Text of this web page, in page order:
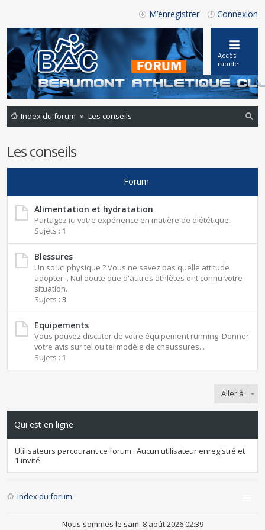
Connexion
M’enregistrer
Accès
rapide
Index du forum
Les conseils
rc
Les conseils
Forum
Alimentation et hydratation
Partagez ici votre expérience en matière de diététique.
Sujets : 1
Blessures
Un souci physique ? Vous ne savez pas quelle attitude
adopter... Nul doute que d'autres athlètes ont connu votre
situation.
Sujets : 3
Equipements
Vous pouvez discuter de votre équipement running. Donner
votre avis sur tel ou tel modèle de chaussures...
Sujets : 1
Aller à
Qui est en ligne
Utilisateurs parcourant ce forum : Aucun utilisateur enregistré et
1 invité
Index du forum
Nous sommes le sam. 8 août 2026 02:39